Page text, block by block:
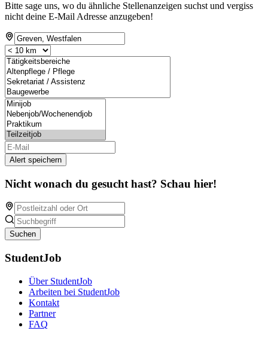
Bitte sage uns, wo du ähnliche Stellenanzeigen suchst und vergiss
nicht deine E-Mail Adresse anzugeben!
Alert speichern
Nicht wonach du gesucht hast? Schau hier!
Suchen
StudentJob
Über StudentJob
Arbeiten bei StudentJob
Kontakt
Partner
FAQ